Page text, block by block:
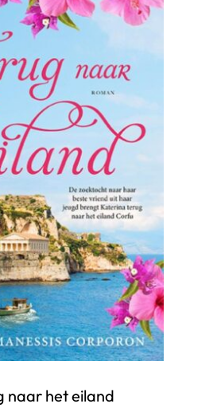
naar het eiland